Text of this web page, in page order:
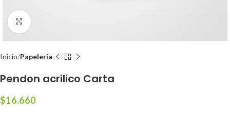
Clic para ampliar
Inicio Papeleria
Pendon acrilico Carta
$16.660